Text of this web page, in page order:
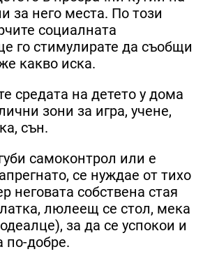
за него места. По този
социалната
го стимулирате да съобщи
какво иска.
средата на детето у дома
зони за игра, учене,
сън.
самоконтрол или е
се нуждае от тихо
неговата собствена стая
люлеещ се стол, мека
за да се успокои и
по-добре.